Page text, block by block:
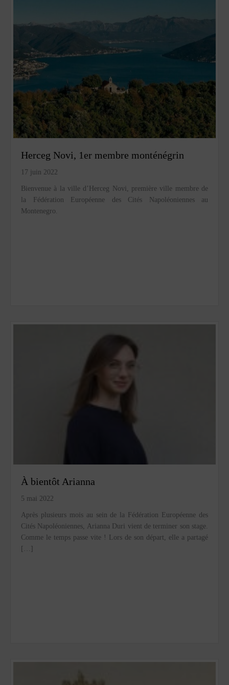
Herceg Novi, 1er membre monténégrin
17 juin 2022
Bienvenue à la ville d’Herceg Novi, première ville membre de
la Fédération Européenne des Cités Napoléoniennes au
Montenegro.
À bientôt Arianna
5 mai 2022
Après plusieurs mois au sein de la Fédération Européenne des
Cités Napoléoniennes, Arianna Duri vient de terminer son stage.
Comme le temps passe vite ! Lors de son départ, elle a partagé
[…]